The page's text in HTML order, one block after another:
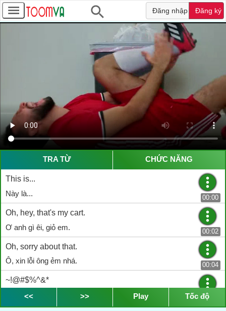
Đăng nhập Đăng ký
TRA TỪ CHỨC NĂNG
This is...
Này là...
00:00
Oh, hey, that's my cart.
Ơ anh gì êi, giỏ em.
00:02
Oh, sorry about that.
Ô, xin lỗi ông ẻm nhá.
00:04
~!@#$%^&*
~!@#$%^&*
00:06
<< >> Play Tốc độ